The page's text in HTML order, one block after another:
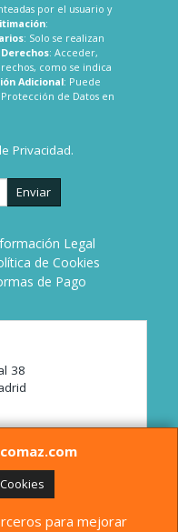
para mejorar
por el usuario y
:
: Solo se realizan
Derechos: Acceder,
como se indica
Adicional: Puede
de Datos en
Privacidad.
Enviar
Legal
de Cookies
de Pago
38